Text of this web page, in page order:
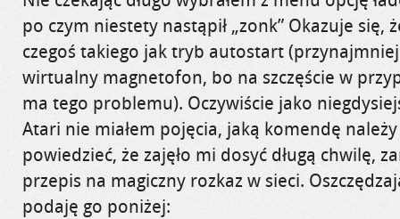
po czym niestety nastąpił „zonk” Okazuje się,
czegoś takiego jak tryb autostart
wirtualny magnetofon, bo na szczęście w
ma tego problemu). Oczywiście jako
Atari nie miałem pojęcia, jaką komendę
powiedzieć, że zajęło mi dosyć długą chwilę,
przepis na magiczny rozkaz w sieci.
podaję go poniżej: